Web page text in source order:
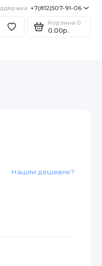
+7(812)507-91-06
Корзина 0
0.00р.
Нашли дешевле?